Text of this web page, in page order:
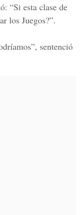
“Si esta clase de
los Juegos?”.
sentenció